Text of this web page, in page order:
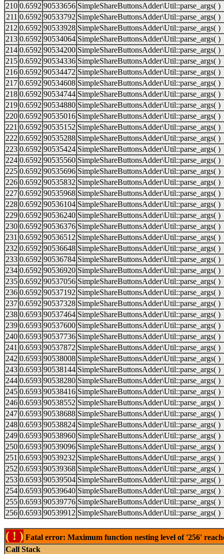
210 0.6592 90533656 SimpleShareButtonsAdder\Util::parse_args( )
211 0.6592 90533792 SimpleShareButtonsAdder\Util::parse_args( )
212 0.6592 90533928 SimpleShareButtonsAdder\Util::parse_args( )
213 0.6592 90534064 SimpleShareButtonsAdder\Util::parse_args( )
214 0.6592 90534200 SimpleShareButtonsAdder\Util::parse_args( )
215 0.6592 90534336 SimpleShareButtonsAdder\Util::parse_args( )
216 0.6592 90534472 SimpleShareButtonsAdder\Util::parse_args( )
217 0.6592 90534608 SimpleShareButtonsAdder\Util::parse_args( )
218 0.6592 90534744 SimpleShareButtonsAdder\Util::parse_args( )
219 0.6592 90534880 SimpleShareButtonsAdder\Util::parse_args( )
220 0.6592 90535016 SimpleShareButtonsAdder\Util::parse_args( )
221 0.6592 90535152 SimpleShareButtonsAdder\Util::parse_args( )
222 0.6592 90535288 SimpleShareButtonsAdder\Util::parse_args( )
223 0.6592 90535424 SimpleShareButtonsAdder\Util::parse_args( )
224 0.6592 90535560 SimpleShareButtonsAdder\Util::parse_args( )
225 0.6592 90535696 SimpleShareButtonsAdder\Util::parse_args( )
226 0.6592 90535832 SimpleShareButtonsAdder\Util::parse_args( )
227 0.6592 90535968 SimpleShareButtonsAdder\Util::parse_args( )
228 0.6592 90536104 SimpleShareButtonsAdder\Util::parse_args( )
229 0.6592 90536240 SimpleShareButtonsAdder\Util::parse_args( )
230 0.6592 90536376 SimpleShareButtonsAdder\Util::parse_args( )
231 0.6592 90536512 SimpleShareButtonsAdder\Util::parse_args( )
232 0.6592 90536648 SimpleShareButtonsAdder\Util::parse_args( )
233 0.6592 90536784 SimpleShareButtonsAdder\Util::parse_args( )
234 0.6592 90536920 SimpleShareButtonsAdder\Util::parse_args( )
235 0.6592 90537056 SimpleShareButtonsAdder\Util::parse_args( )
236 0.6592 90537192 SimpleShareButtonsAdder\Util::parse_args( )
237 0.6592 90537328 SimpleShareButtonsAdder\Util::parse_args( )
238 0.6593 90537464 SimpleShareButtonsAdder\Util::parse_args( )
239 0.6593 90537600 SimpleShareButtonsAdder\Util::parse_args( )
240 0.6593 90537736 SimpleShareButtonsAdder\Util::parse_args( )
241 0.6593 90537872 SimpleShareButtonsAdder\Util::parse_args( )
242 0.6593 90538008 SimpleShareButtonsAdder\Util::parse_args( )
243 0.6593 90538144 SimpleShareButtonsAdder\Util::parse_args( )
244 0.6593 90538280 SimpleShareButtonsAdder\Util::parse_args( )
245 0.6593 90538416 SimpleShareButtonsAdder\Util::parse_args( )
246 0.6593 90538552 SimpleShareButtonsAdder\Util::parse_args( )
247 0.6593 90538688 SimpleShareButtonsAdder\Util::parse_args( )
248 0.6593 90538824 SimpleShareButtonsAdder\Util::parse_args( )
249 0.6593 90538960 SimpleShareButtonsAdder\Util::parse_args( )
250 0.6593 90539096 SimpleShareButtonsAdder\Util::parse_args( )
251 0.6593 90539232 SimpleShareButtonsAdder\Util::parse_args( )
252 0.6593 90539368 SimpleShareButtonsAdder\Util::parse_args( )
253 0.6593 90539504 SimpleShareButtonsAdder\Util::parse_args( )
254 0.6593 90539640 SimpleShareButtonsAdder\Util::parse_args( )
255 0.6593 90539776 SimpleShareButtonsAdder\Util::parse_args( )
256 0.6593 90539912 SimpleShareButtonsAdder\Util::parse_args( )
( ! ) Fatal error: Maximum function nesting level of '256'
Call Stack